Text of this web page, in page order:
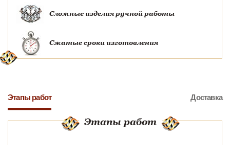
Сложные изделия ручной работы
Сжатые сроки изготовления
Этапы работ Доставка
Этапы работ